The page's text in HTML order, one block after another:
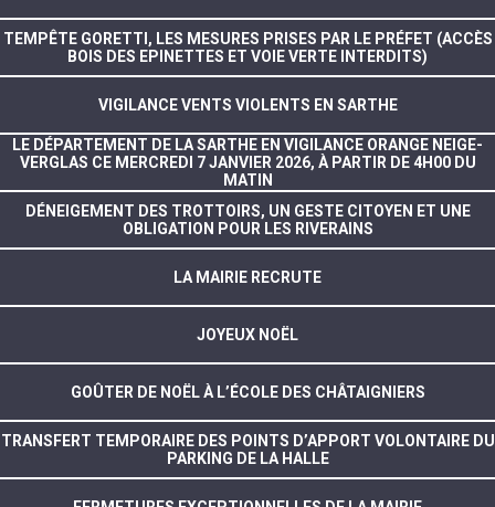
TEMPÊTE GORETTI, LES MESURES PRISES PAR LE PRÉFET (ACCÈS
BOIS DES EPINETTES ET VOIE VERTE INTERDITS)
VIGILANCE VENTS VIOLENTS EN SARTHE
LE DÉPARTEMENT DE LA SARTHE EN VIGILANCE ORANGE NEIGE-
VERGLAS CE MERCREDI 7 JANVIER 2026, À PARTIR DE 4H00 DU
MATIN
DÉNEIGEMENT DES TROTTOIRS, UN GESTE CITOYEN ET UNE
OBLIGATION POUR LES RIVERAINS
LA MAIRIE RECRUTE
JOYEUX NOËL
GOÛTER DE NOËL À L’ÉCOLE DES CHÂTAIGNIERS
TRANSFERT TEMPORAIRE DES POINTS D’APPORT VOLONTAIRE DU
PARKING DE LA HALLE